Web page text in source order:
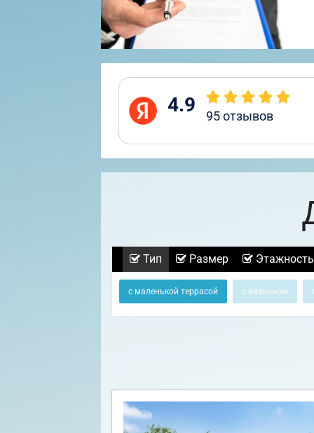
4.9 95отзывов
Тип Размер Этажность
с маленькой террасой с балконом